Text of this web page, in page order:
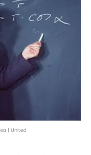
| United